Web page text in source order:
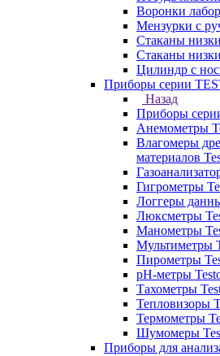
Воронки
Мензурки с
Стаканы
Стаканы
Цилиндр с
Приборы серии
Назад
Приборы
Анемометры
Влагомеры
материалов
Гигрометры
Логгеры
Люксметры
Манометры
Мультиметры
Пирометры
pH-метры
Тахометры
Тепловизоры
Термометры
Шумомеры
Приборы для